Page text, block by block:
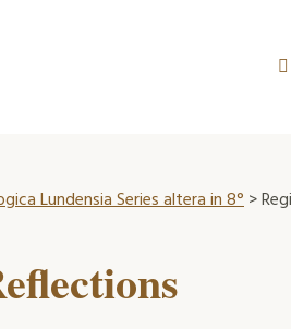
Lundensia Series altera in 8°>